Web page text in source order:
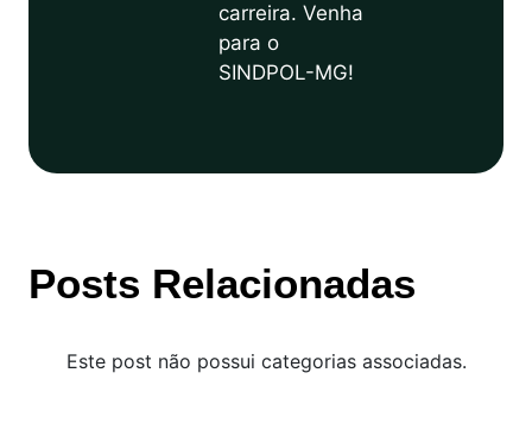
carreira. Venha
para o
SINDPOL-MG!
Posts Relacionadas
Este post não possui categorias associadas.